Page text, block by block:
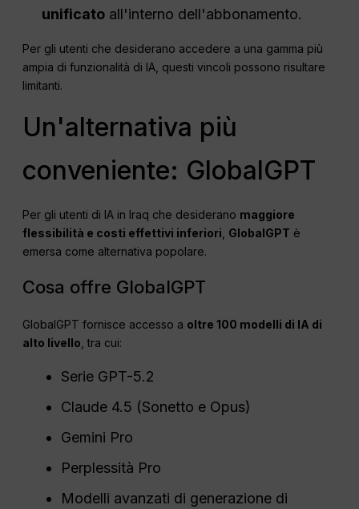
unificato all'interno dell'abbonamento.
Per gli utenti che desiderano accedere a una gamma più
ampia di funzionalità di IA, questi vincoli possono risultare
limitanti.
Un'alternativa più
conveniente: GlobalGPT
Per gli utenti di IA in Iraq che desiderano maggiore
flessibilità e costi effettivi inferiori, GlobalGPT è
emersa come alternativa popolare.
Cosa offre GlobalGPT
GlobalGPT fornisce accesso a oltre 100 modelli di IA di
alto livello , tra cui:
Serie GPT-5.2
Claude 4.5 (Sonetto e Opus)
Gemini Pro
Perplessità Pro
Modelli avanzati di generazione di